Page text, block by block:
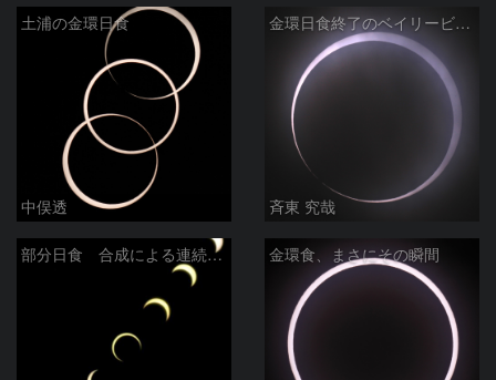
土浦の金環日食
中俣透
金環日食終了のベイリービーズ
斉東 究哉
部分日食 合成による連続写真 金環食、まさにその瞬間